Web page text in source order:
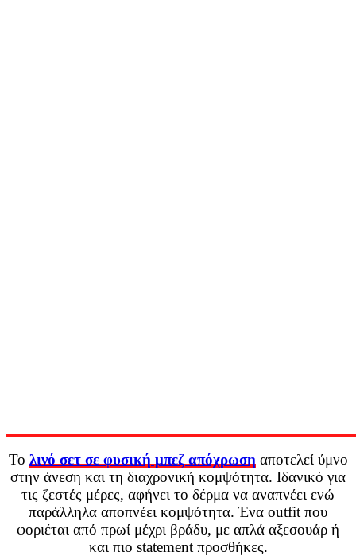
Το λινό σετ σε φυσική μπεζ απόχρωση αποτελεί ύμνο
στην άνεση και τη διαχρονική κομψότητα. Ιδανικό για
τις ζεστές μέρες, αφήνει το δέρμα να αναπνέει ενώ
παράλληλα αποπνέει κομψότητα. Ένα outfit που
φοριέται από πρωί μέχρι βράδυ, με απλά αξεσουάρ ή
και πιο statement προσθήκες.